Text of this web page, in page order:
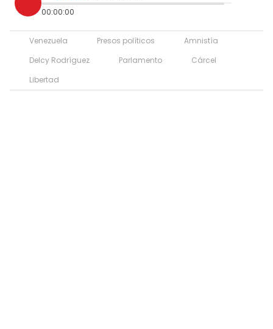
00:00:00
Venezuela Presos políticos
Amnistía
Delcy Rodríguez
Parlamento
Cárcel
Libertad